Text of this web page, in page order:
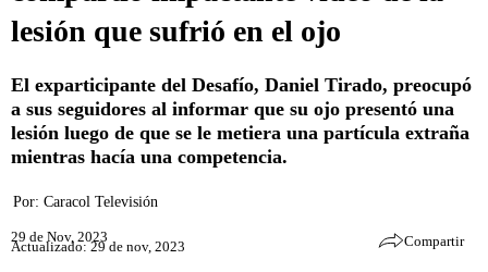
lesión que sufrió en el ojo
El exparticipante del Desafío, Daniel Tirado, preocupó
a sus seguidores al informar que su ojo presentó una
lesión luego de que se le metiera una partícula extraña
mientras hacía una competencia.
Por: Caracol Televisión
29 de Nov, 2023
Actualizado: 29 de nov, 2023 Compartir